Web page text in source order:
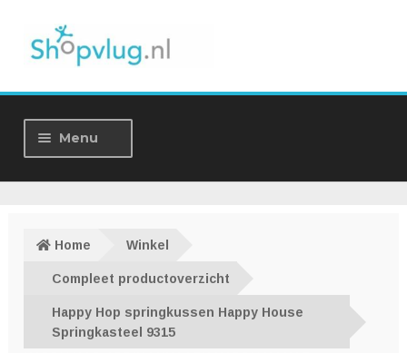
Menu
Home
Over ons
Nieuws
Home Winkel
Compleet productoverzicht
Happy Hop springkussen Happy House
Springkasteel 9315